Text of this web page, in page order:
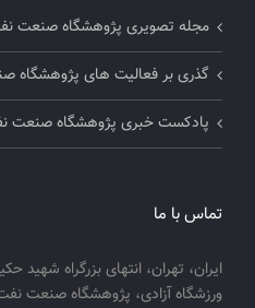
مجله تصویری پژوهشگاه صنعت
گذری بر فعالیت های پژوهشگاه
پادکست خبری پژوهشگاه صنعت
تماس با ما
ایران، تهران، انتهای بزرگراه شهید
ورزشگاه آزادی، پژوهشگاه صنعت